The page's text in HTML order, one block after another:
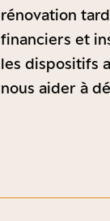
rénovation
financiers et
les dispositifs
nous aider à